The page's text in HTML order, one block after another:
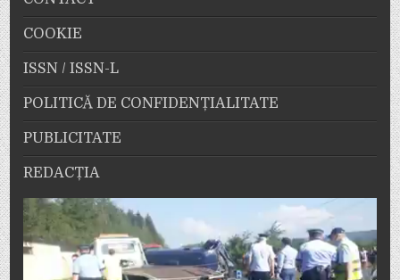
COOKIE
ISSN / ISSN-L
POLITICĂ DE CONFIDENȚIALITATE
PUBLICITATE
REDACȚIA